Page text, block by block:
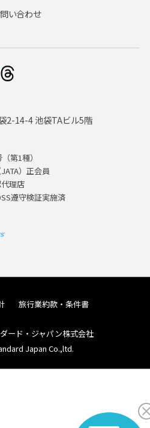
2-14-4 池袋TAビル5階
第1種）
）正会員
理店
遵守検証実施済
い合わせ
旅行業約款・条件書
ード・ジャパン株式会社
Japan Co.,ltd.